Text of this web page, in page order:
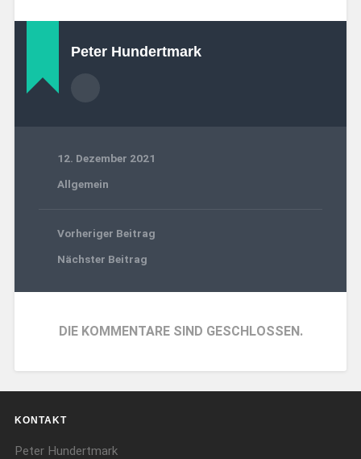
Peter Hundertmark
12. Dezember 2021
Allgemein
Vorheriger Beitrag
Nächster Beitrag
DIE KOMMENTARE SIND GESCHLOSSEN.
KONTAKT
Peter Hundertmark